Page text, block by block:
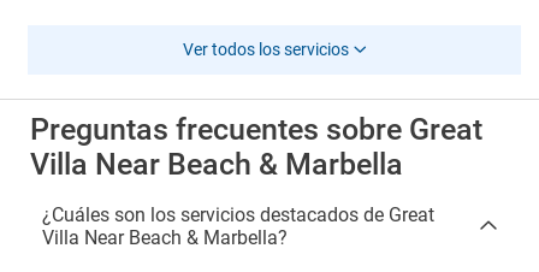
Ver todos los servicios
Preguntas frecuentes sobre Great
Villa Near Beach & Marbella
¿Cuáles son los servicios destacados de Great
Villa Near Beach & Marbella?